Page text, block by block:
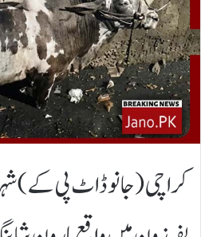
کراچی(جانوڈاٹ پی